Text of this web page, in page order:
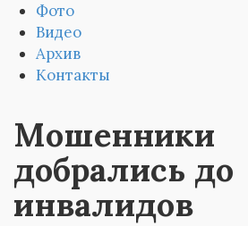
Фото
Видео
Архив
Контакты
Мошенники
добрались до
инвалидов